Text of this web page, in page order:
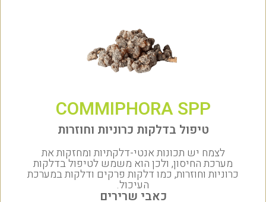
COMMIPHORA SPP
טיפול בדלקות כרוניות וחוזרות
לצמח יש תכונות אנטי-דלקתיות ומחזקות את
מערכת החיסון, ולכן הוא משמש לטיפול בדלקות
כרוניות וחוזרות, כמו דלקות פרקים ודלקות במערכת
העיכול.
כאבי שרירים